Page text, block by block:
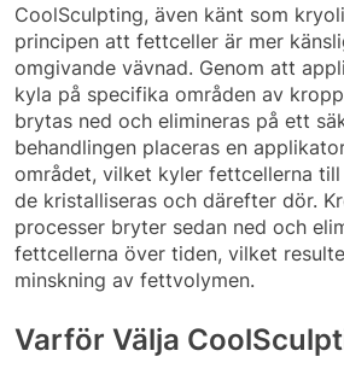
CoolSculpting, även känt som
principen att fettceller är mer
omgivande vävnad. Genom att
kyla på specifika områden av
brytas ned och elimineras på ett
behandlingen placeras en
området, vilket kyler fettcellerna
de kristalliseras och därefter dör.
processer bryter sedan ned och
fettcellerna över tiden, vilket
minskning av fettvolymen.
Varför Välja